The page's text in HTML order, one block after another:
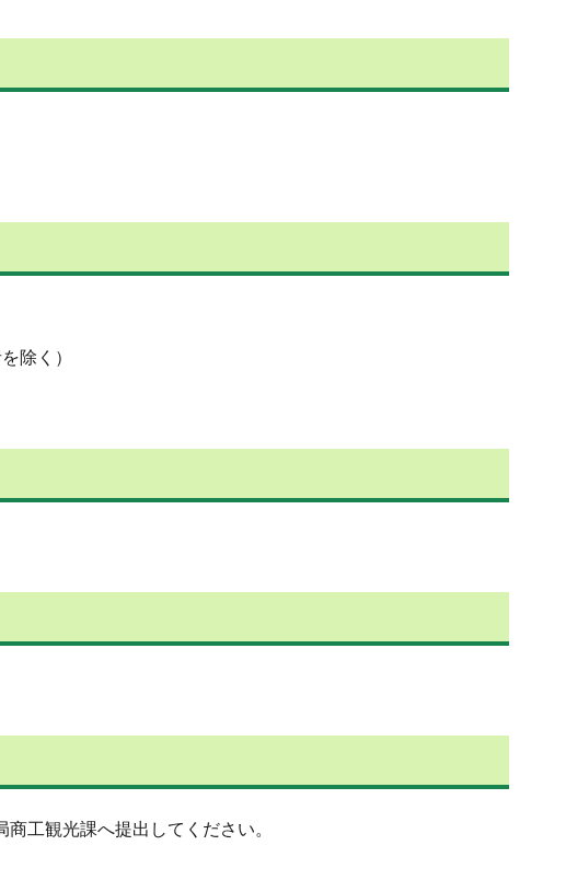
除く）
工観光課へ提出してください。